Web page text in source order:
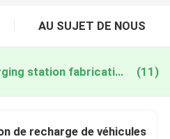
AU SUJET DE NOUS
commercial ev charging station fabrication en ligne (11)
de recharge de véhicules